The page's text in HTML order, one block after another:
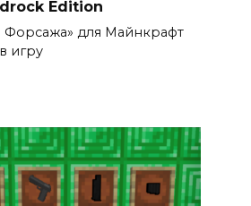
Edition
для Майнкрафт
игру